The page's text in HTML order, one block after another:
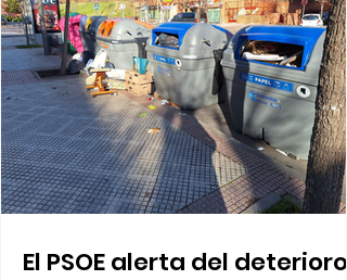
El PSOE alerta del deterioro